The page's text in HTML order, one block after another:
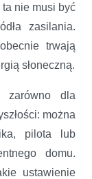
nie musi być
zasilania.
trwają
słoneczną.
zarówno dla
można
pilota lub
domu.
ustawienie